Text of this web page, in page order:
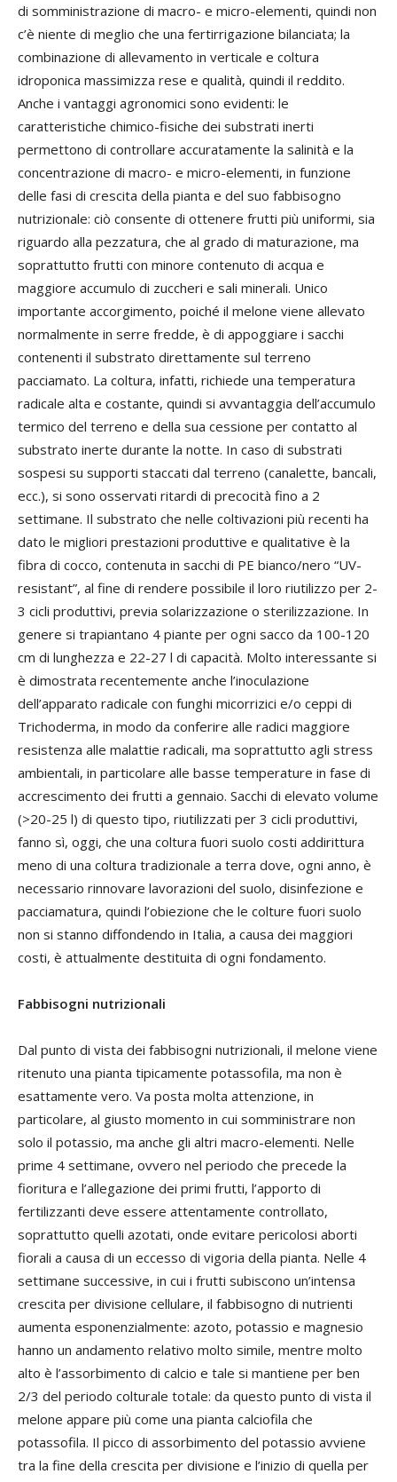
di somministrazione di macro- e micro-elementi, quindi non
c’è niente di meglio che una fertirrigazione bilanciata; la
combinazione di allevamento in verticale e coltura
idroponica massimizza rese e qualità, quindi il reddito.
Anche i vantaggi agronomici sono evidenti: le
caratteristiche chimico-fisiche dei substrati inerti
permettono di controllare accuratamente la salinità e la
concentrazione di macro- e micro-elementi, in funzione
delle fasi di crescita della pianta e del suo fabbisogno
nutrizionale: ciò consente di ottenere frutti più uniformi, sia
riguardo alla pezzatura, che al grado di maturazione, ma
soprattutto frutti con minore contenuto di acqua e
maggiore accumulo di zuccheri e sali minerali. Unico
importante accorgimento, poiché il melone viene allevato
normalmente in serre fredde, è di appoggiare i sacchi
contenenti il substrato direttamente sul terreno
pacciamato. La coltura, infatti, richiede una temperatura
radicale alta e costante, quindi si avvantaggia dell’accumulo
termico del terreno e della sua cessione per contatto al
substrato inerte durante la notte. In caso di substrati
sospesi su supporti staccati dal terreno (canalette, bancali,
ecc.), si sono osservati ritardi di precocità fino a 2
settimane. Il substrato che nelle coltivazioni più recenti ha
dato le migliori prestazioni produttive e qualitative è la
fibra di cocco, contenuta in sacchi di PE bianco/nero “UV-
resistant”, al fine di rendere possibile il loro riutilizzo per 2-
3 cicli produttivi, previa solarizzazione o sterilizzazione. In
genere si trapiantano 4 piante per ogni sacco da 100-120
cm di lunghezza e 22-27 l di capacità. Molto interessante si
è dimostrata recentemente anche l’inoculazione
dell’apparato radicale con funghi micorrizici e/o ceppi di
Trichoderma, in modo da conferire alle radici maggiore
resistenza alle malattie radicali, ma soprattutto agli stress
ambientali, in particolare alle basse temperature in fase di
accrescimento dei frutti a gennaio. Sacchi di elevato volume
(>20-25 l) di questo tipo, riutilizzati per 3 cicli produttivi,
fanno sì, oggi, che una coltura fuori suolo costi addirittura
meno di una coltura tradizionale a terra dove, ogni anno, è
necessario rinnovare lavorazioni del suolo, disinfezione e
pacciamatura, quindi l’obiezione che le colture fuori suolo
non si stanno diffondendo in Italia, a causa dei maggiori
costi, è attualmente destituita di ogni fondamento.
Fabbisogni nutrizionali
Dal punto di vista dei fabbisogni nutrizionali, il melone viene
ritenuto una pianta tipicamente potassofila, ma non è
esattamente vero. Va posta molta attenzione, in
particolare, al giusto momento in cui somministrare non
solo il potassio, ma anche gli altri macro-elementi. Nelle
prime 4 settimane, ovvero nel periodo che precede la
fioritura e l’allegazione dei primi frutti, l’apporto di
fertilizzanti deve essere attentamente controllato,
soprattutto quelli azotati, onde evitare pericolosi aborti
fiorali a causa di un eccesso di vigoria della pianta. Nelle 4
settimane successive, in cui i frutti subiscono un’intensa
crescita per divisione cellulare, il fabbisogno di nutrienti
aumenta esponenzialmente: azoto, potassio e magnesio
hanno un andamento relativo molto simile, mentre molto
alto è l’assorbimento di calcio e tale si mantiene per ben
2/3 del periodo colturale totale: da questo punto di vista il
melone appare più come una pianta calciofila che
potassofila. Il picco di assorbimento del potassio avviene
tra la fine della crescita per divisione e l’inizio di quella per